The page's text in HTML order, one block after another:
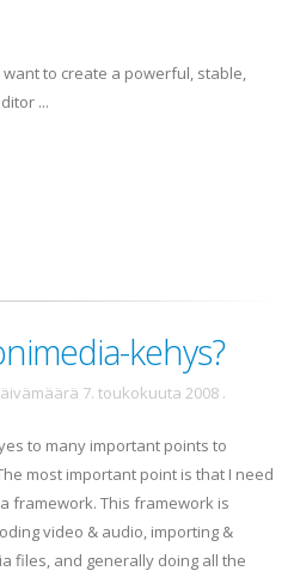
want to create a powerful, stable,
...
kehys?
7. toukokuuta 2008 .
to many important points to
most important point is that I need
framework. This framework is
video & audio, importing &
files, and generally doing all the